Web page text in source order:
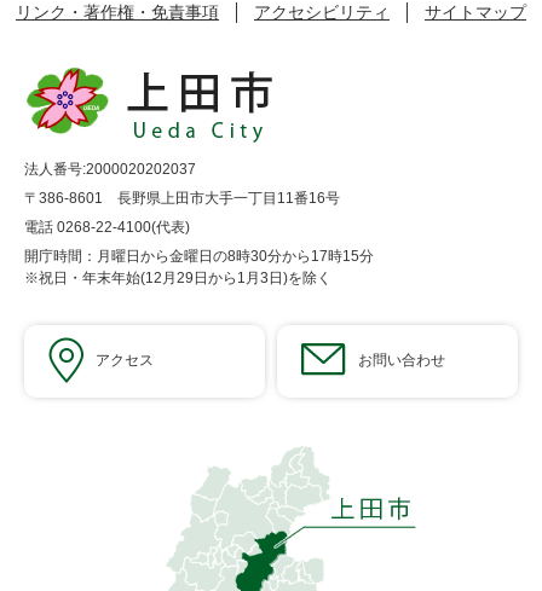
リンク・著作権・免責事項
アクセシビリティ サイトマップ
法人番号:2000020202037
〒386-8601 長野県上田市大手一丁目11番16号
電話 0268-22-4100(代表)
開庁時間：月曜日から金曜日の8時30分から17時15分
※祝日・年末年始(12月29日から1月3日)を除く
アクセス お問い合わせ